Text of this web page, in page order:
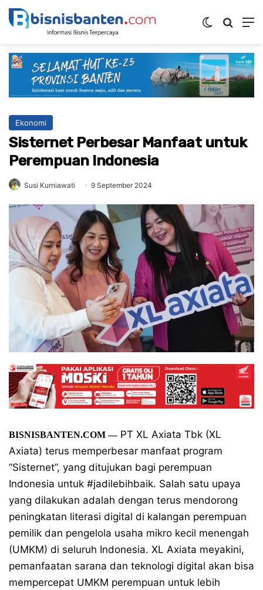
Switch skin
Ekonomi
Sisternet Perbesar Manfaat untuk
Perempuan Indonesia
Susi Kurniawati 9 September 2024
BISNISBANTEN.COM —PT XL Axiata Tbk (XL
Axiata) terus memperbesar manfaat program
“Sisternet”, yang ditujukan bagi perempuan
Indonesia untuk #jadilebihbaik. Salah satu upaya
yang dilakukan adalah dengan terus mendorong
peningkatan literasi digital di kalangan perempuan
pemilik dan pengelola usaha mikro kecil menengah
(UMKM) di seluruh Indonesia. XL Axiata meyakini,
pemanfaatan sarana dan teknologi digital akan bisa
mempercepat UMKM perempuan untuk lebih